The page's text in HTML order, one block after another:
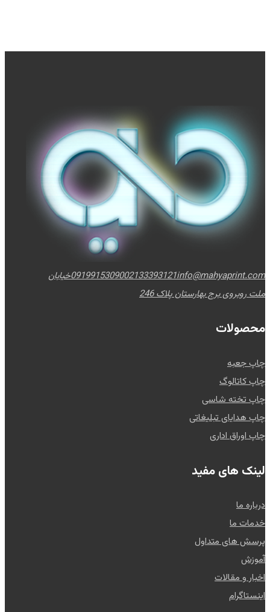
0919915309002133393121info@mahyaprint.com
خیابان
ملت روبروی برج بهارستان پلاک 246
محصولات
چاپ جعبه
چاپ کاتالوگ
چاپ تخته شاسی
چاپ هدایای تبلیغاتی
چاپ اوراق اداری
لینک های مفید
درباره ما
خدمات ما
پرسش های متداول
آموزش
اخبار و مقالات
اینستاگرام